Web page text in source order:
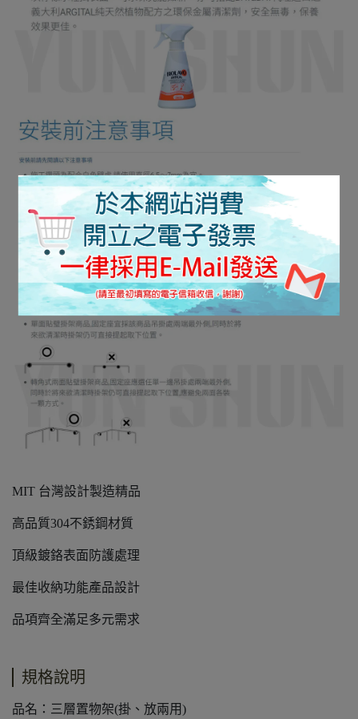
MIT 台灣設計製造精品
高品質304不銹鋼材質
頂級鍍鉻表面防護處理
最佳收納功能產品設計
品項齊全滿足多元需求
規格說明
品名：三層置物架(掛、放兩用)